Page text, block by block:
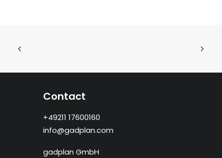
Contact
+49211 17600160
info@gadplan.com
gadplan GmbH